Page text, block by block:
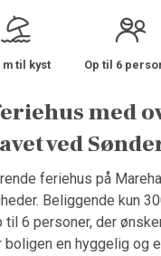
m til kyst Op til 6
med
ved
feriehus på
Beliggende kun
til 6 personer, der
boligen en hyggelig og